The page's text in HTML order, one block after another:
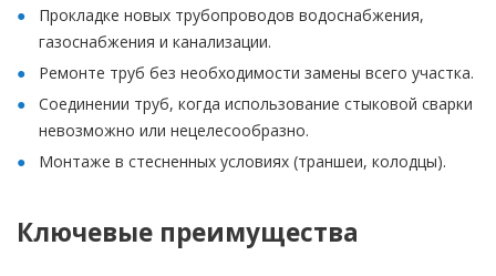
Прокладке новых трубопроводов водоснабжения,
газоснабжения и канализации.
Ремонте труб без необходимости замены всего участка.
Соединении труб, когда использование стыковой сварки
невозможно или нецелесообразно.
Монтаже в стесненных условиях (траншеи, колодцы).
Ключевые преимущества